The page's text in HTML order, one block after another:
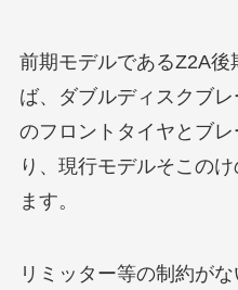
前期モデルであるZ2A
ば、ダブルディスクブ
のフロントタイヤとブ
り、現行モデルそこの
ます。
リミッター等の制約が